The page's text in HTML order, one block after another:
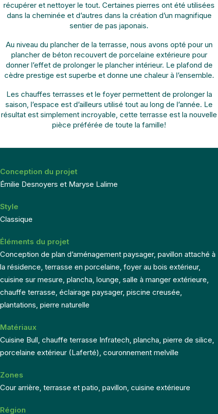
récupérer et nettoyer le tout. Certaines pierres ont été utilisées
dans la cheminée et d’autres dans la création d’un magnifique
sentier de pas japonais.
Au niveau du plancher de la terrasse, nous avons opté pour un
plancher de béton recouvert de porcelaine extérieure pour
donner l’effet de prolonger le plancher intérieur. Le plafond de
cèdre prestige est superbe et donne une chaleur à l’ensemble.
Les chauffes terrasses et le foyer permettent de prolonger la
saison, l’espace est d’ailleurs utilisé tout au long de l’année. Le
résultat est simplement incroyable, cette terrasse est la nouvelle
pièce préférée de toute la famille!
Conception du projet
Émilie Desnoyers et Maryse Lalime
Style
Classique
Éléments du projet
Conception de plan d’aménagement paysager, pavillon attaché à
la résidence, terrasse en porcelaine, foyer au bois extérieur,
cuisine sur mesure, plancha, lounge, salle à manger extérieure,
chauffe terrasse, éclairage paysager, piscine creusée,
plantations, pierre naturelle
Matériaux
Cuisine Bull, chauffe terrasse Infratech, plancha, pierre de silice,
porcelaine extérieur (Laferté), couronnement melville
Zones
Cour arrière, terrasse et patio, pavillon, cuisine extérieure
Région